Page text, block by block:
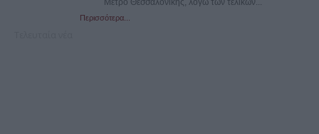
Μετρό Θεσσαλονίκης, λόγω των τελικών...
Περισσότερα...